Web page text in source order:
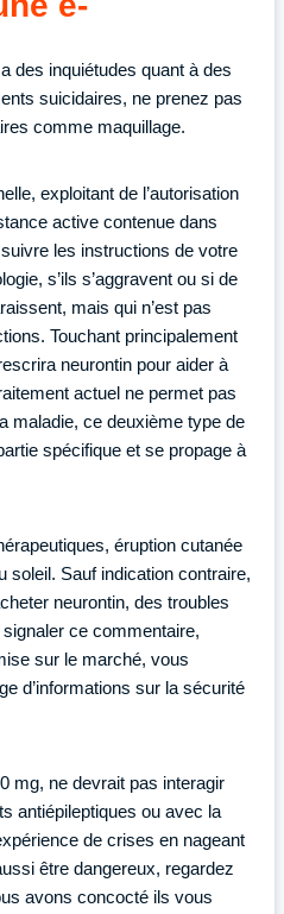
des inquiétudes quant à des
suicidaires, ne prenez pas
comme maquillage.
exploitant de l’autorisation
active contenue dans
les instructions de votre
s’ils s’aggravent ou si de
mais qui n’est pas
Touchant principalement
neurontin pour aider à
actuel ne permet pas
maladie, ce deuxième type de
spécifique et se propage à
éruption cutanée
soleil. Sauf indication contraire,
neurontin, des troubles
ce commentaire,
sur le marché, vous
d’informations sur la sécurité
mg, ne devrait pas interagir
antiépileptiques ou avec la
de crises en nageant
être dangereux, regardez
avons concocté ils vous